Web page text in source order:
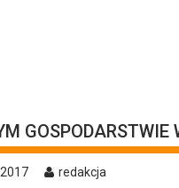
GOSPODARSTWIE
redakcja